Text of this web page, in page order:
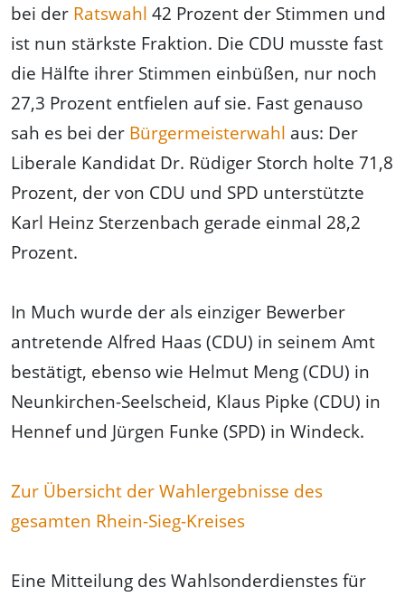
bei der Ratswahl 42 Prozent der Stimmen und
ist nun stärkste Fraktion. Die CDU musste fast
die Hälfte ihrer Stimmen einbüßen, nur noch
27,3 Prozent entfielen auf sie. Fast genauso
sah es bei der Bürgermeisterwahl aus: Der
Liberale Kandidat Dr. Rüdiger Storch holte 71,8
Prozent, der von CDU und SPD unterstützte
Karl Heinz Sterzenbach gerade einmal 28,2
Prozent.
In Much wurde der als einziger Bewerber
antretende Alfred Haas (CDU) in seinem Amt
bestätigt, ebenso wie Helmut Meng (CDU) in
Neunkirchen-Seelscheid, Klaus Pipke (CDU) in
Hennef und Jürgen Funke (SPD) in Windeck.
Zur Übersicht der Wahlergebnisse des
gesamten Rhein-Sieg-Kreises
Eine Mitteilung des Wahlsonderdienstes für